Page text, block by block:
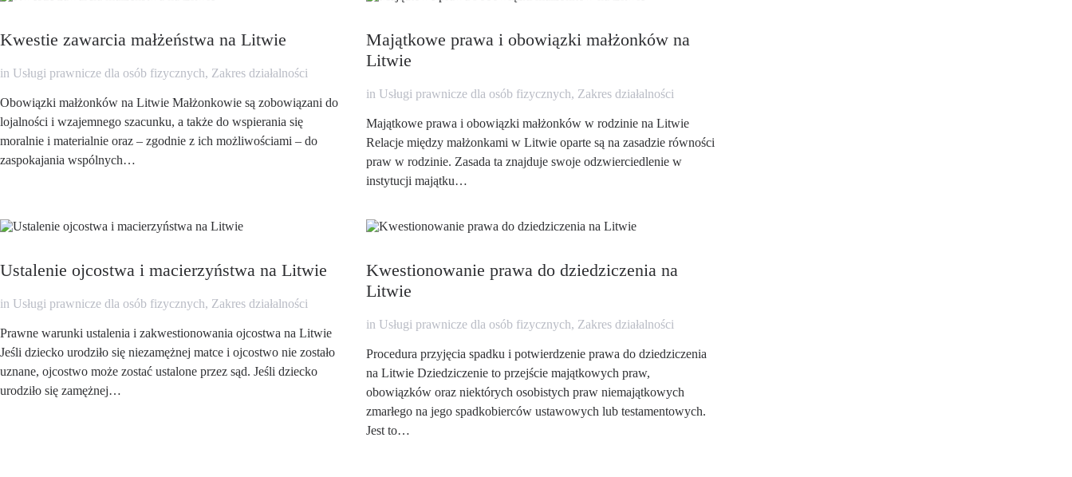
Kwestie zawarcia małżeństwa na Litwie
in Usługi prawnicze dla osób fizycznych, Zakres działalności
Obowiązki małżonków na Litwie Małżonkowie są zobowiązani do
lojalności i wzajemnego szacunku, a także do wspierania się
moralnie i materialnie oraz – zgodnie z ich możliwościami – do
zaspokajania wspólnych…
Majątkowe prawa i obowiązki małżonków na
Litwie
in Usługi prawnicze dla osób fizycznych, Zakres działalności
Majątkowe prawa i obowiązki małżonków w rodzinie na Litwie
Relacje między małżonkami w Litwie oparte są na zasadzie równości
praw w rodzinie. Zasada ta znajduje swoje odzwierciedlenie w
instytucji majątku…
Ustalenie ojcostwa i macierzyństwa na Litwie
in Usługi prawnicze dla osób fizycznych, Zakres działalności
Prawne warunki ustalenia i zakwestionowania ojcostwa na Litwie
Jeśli dziecko urodziło się niezamężnej matce i ojcostwo nie zostało
uznane, ojcostwo może zostać ustalone przez sąd. Jeśli dziecko
urodziło się zamężnej…
Kwestionowanie prawa do dziedziczenia na
Litwie
in Usługi prawnicze dla osób fizycznych, Zakres działalności
Procedura przyjęcia spadku i potwierdzenie prawa do dziedziczenia
na Litwie Dziedziczenie to przejście majątkowych praw,
obowiązków oraz niektórych osobistych praw niemajątkowych
zmarłego na jego spadkobierców ustawowych lub testamentowych.
Jest to…